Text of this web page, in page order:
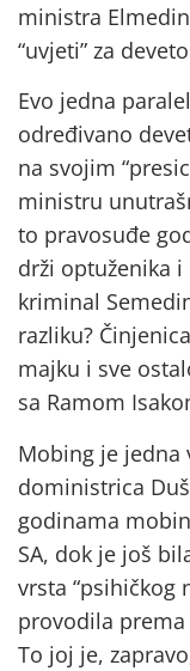
ministra
“uvjeti” za
Evo jedna
određivano
na svojim
ministru
to pravosuđe
drži optuženika
kriminal
razliku?
majku i sve
sa Ramom
Mobing je jedna
doministrica
godinama
SA, dok je još
vrsta “psihičkog
provodila
To joj je,